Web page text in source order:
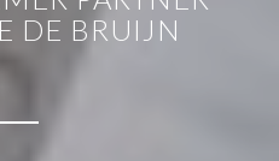
DE BRUIJN